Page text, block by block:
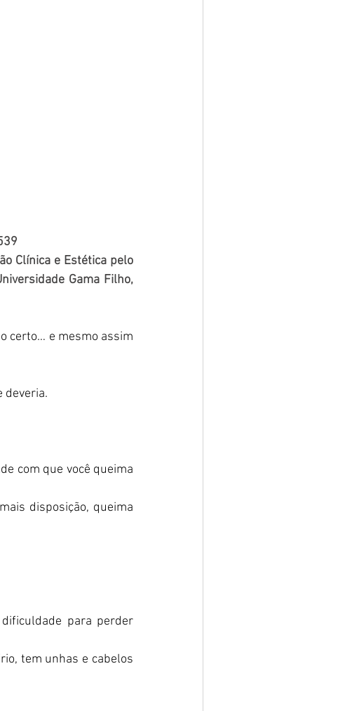
Clínica e Estética pelo
Gama Filho,
certo… e mesmo assim
deveria.
com que você queima
disposição, queima
dificuldade para perder
tem unhas e cabelos